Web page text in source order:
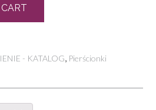
- KATALOG, Pierścionki